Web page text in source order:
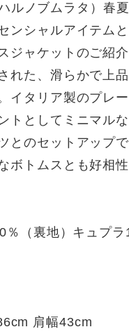
ルノブムラタ）春
ンシャルアイテム
ジャケットのご紹
れた、滑らかで上
イタリア製のプレ
トとしてミニマル
とのセットアップ
ボトムスとも好相
％（裏地）キュプ
肩幅43cm